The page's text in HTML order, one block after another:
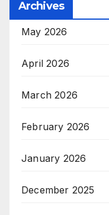
Archives
May 2026
April 2026
March 2026
February 2026
January 2026
December 2025